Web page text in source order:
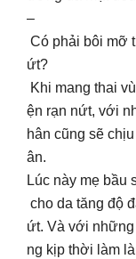
–
Có phải bôi mỡ
ứt?
Khi mang thai
ện rạn nứt, với
hân cũng sẽ
ân.
Lúc này mẹ bầu
cho da tăng độ
ứt. Và với
ng kịp thời làm